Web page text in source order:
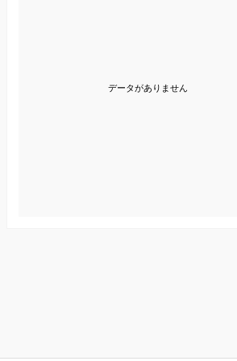
データがありません